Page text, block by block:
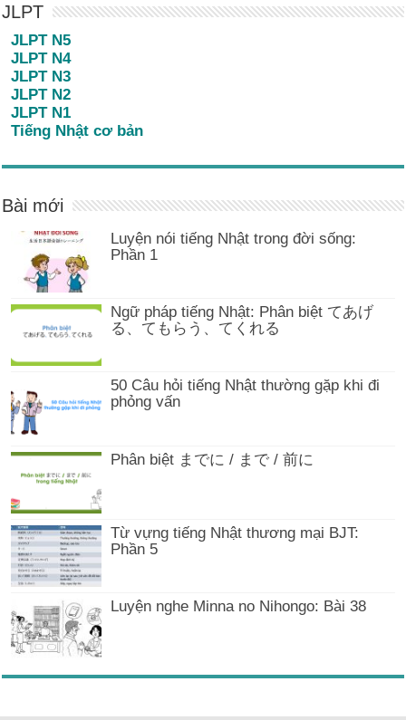
JLPT
JLPT N5
JLPT N4
JLPT N3
JLPT N2
JLPT N1
Tiếng Nhật cơ bản
Bài mới
Luyện nói tiếng Nhật trong đời sống:
Phần 1
Ngữ pháp tiếng Nhật: Phân biệt てあげ
る、てもらう、てくれる
50 Câu hỏi tiếng Nhật thường gặp khi đi
phỏng vấn
Phân biệt までに / まで / 前に
Từ vựng tiếng Nhật thương mại BJT:
Phần 5
Luyện nghe Minna no Nihongo: Bài 38